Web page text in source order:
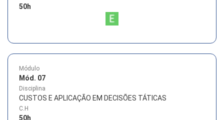
50h
Módulo
Mód. 07
Disciplina
CUSTOS E APLICAÇÃO EM DECISÕES TÁTICAS
C.H
50h